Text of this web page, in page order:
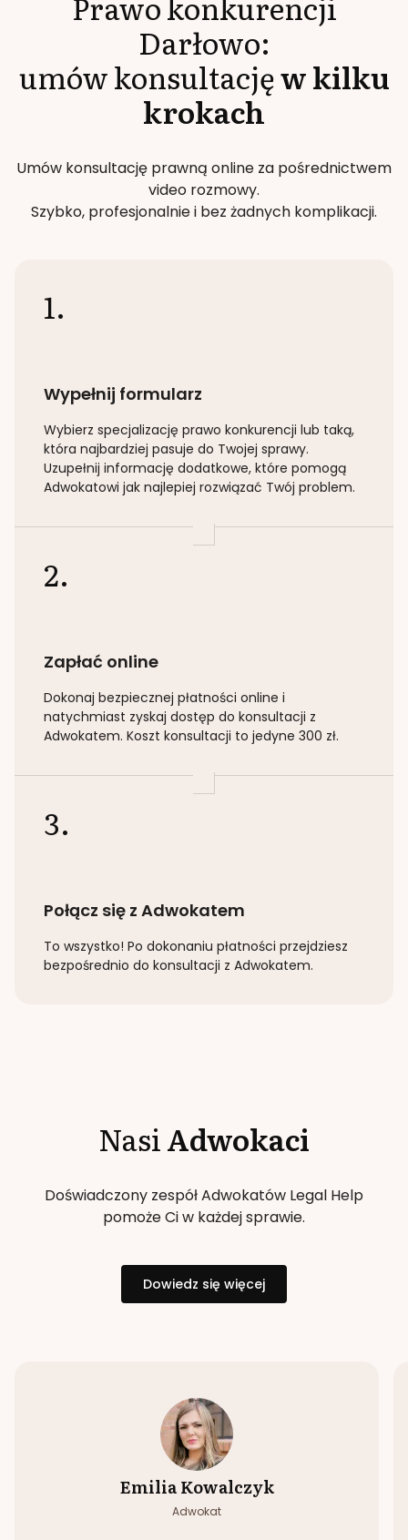
Darłowo:
umów konsultacjęw kilku
krokach
Umów konsultację prawną online za pośrednictwem
video rozmowy.
Szybko, profesjonalnie i bez żadnych komplikacji.
1.
Wypełnij formularz
Wybierz specjalizację prawo konkurencji lub taką,
która najbardziej pasuje do Twojej sprawy.
Uzupełnij informację dodatkowe, które pomogą
Adwokatowi jak najlepiej rozwiązać Twój problem.
2.
Zapłać online
Dokonaj bezpiecznej płatności online i
natychmiast zyskaj dostęp do konsultacji z
Adwokatem. Koszt konsultacji to jedyne 300 zł.
3.
Połącz się z Adwokatem
To wszystko! Po dokonaniu płatności przejdziesz
bezpośrednio do konsultacji z Adwokatem.
NasiAdwokaci
Doświadczony zespół Adwokatów Legal Help
pomoże Ci w każdej sprawie.
Dowiedz się więcej
Emilia Kowalczyk
Adwokat